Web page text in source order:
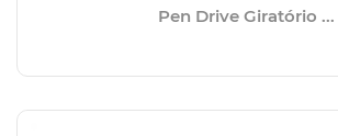
Pen Drive Giratório ...